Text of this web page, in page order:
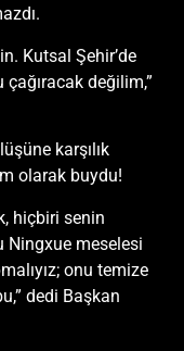
Kutsal Şehir’de
değilim,”
karşılık
olarak buydu!
hiçbiri senin
Ningxue meselesi
onu temize
dedi Başkan